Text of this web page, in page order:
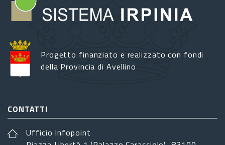
Progetto finanziato e realizzato con fondi
della Provincia di Avellino
CONTATTI
Ufficio Infopoint